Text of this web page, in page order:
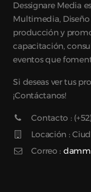
Dessignare Media
Multimedia, Diseño
producción y
capacitación,
eventos que
Si deseas ver tus
¡Contáctanos!
Contacto :
Locación :
Correo :